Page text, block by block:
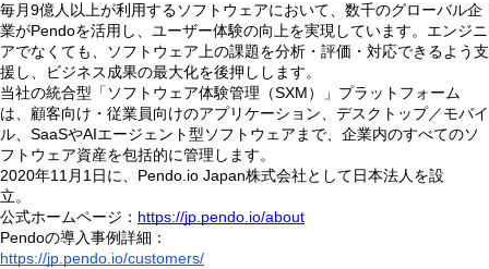
毎月9億人以上が利用するソフトウェアにおいて、数千のグローバル企
業がPendoを活用し、ユーザー体験の向上を実現しています。エンジニ
アでなくても、ソフトウェア上の課題を分析・評価・対応できるよう支
援し、ビジネス成果の最大化を後押しします。
当社の統合型「ソフトウェア体験管理（SXM）」プラットフォーム
は、顧客向け・従業員向けのアプリケーション、デスクトップ／モバイ
ル、SaaSやAIエージェント型ソフトウェアまで、企業内のすべてのソ
フトウェア資産を包括的に管理します。
2020年11月1日に、Pendo.io Japan株式会社として日本法人を設
立。
公式ホームページ： https://jp.pendo.io/about
Pendoの導入事例詳細：
https://jp.pendo.io/customers/